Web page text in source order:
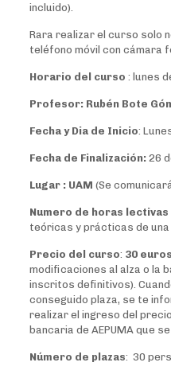
incluido).
Rara realizar el curso solo
teléfono móvil con cámara
Horario del curso : lunes
Profesor: Rubén Bote
Fecha y Dia de Inicio:
Fecha de Finalización: 26
Lugar : UAM (Se
Numero de horas
teóricas y prácticas de una
Precio del curso: 30
modificaciones al alza o la
inscritos definitivos).
conseguido plaza, se te
realizar el ingreso del
bancaria de AEPUMA que se
Número de plazas: 30